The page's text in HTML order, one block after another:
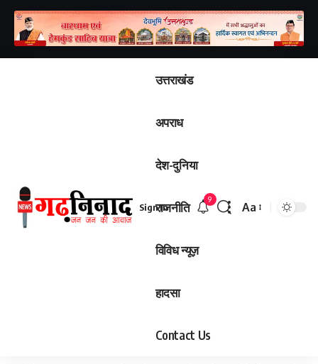
उत्तराखंड
अपराध
देश-दुनिया
राजनीति
विविध न्यूज़
हादसा
Contact Us
Sign In
9
Aa